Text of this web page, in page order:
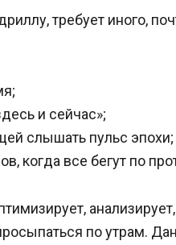
требует иного,
и сейчас»;
слышать пульс эпохи;
когда все бегут по
по утрам.